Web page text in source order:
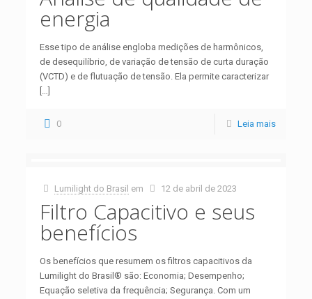
energia
Esse tipo de análise engloba medições de harmônicos,
de desequilíbrio, de variação de tensão de curta duração
(VCTD) e de flutuação de tensão. Ela permite caracterizar
[…]
0 Leia mais
Lumilight do Brasil em 12 de abril de 2023
Filtro Capacitivo e seus
benefícios
Os benefícios que resumem os filtros capacitivos da
Lumilight do Brasil® são: Economia; Desempenho;
Equação seletiva da frequência; Segurança. Com um